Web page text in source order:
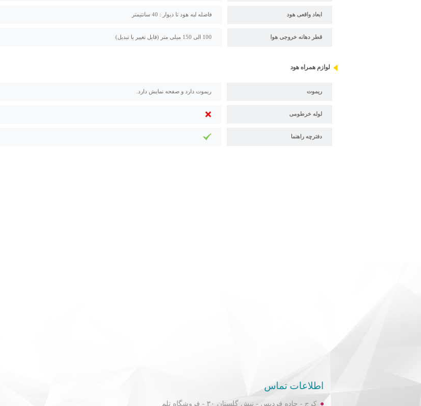
ابعاد واقعی هود فاصله لبه هود تا دیوار : 40 سانتیمتر
قطر دهانه خروجی هوا 100 الی 150 میلی متر (قابل تغییر با تبدیل)
لوازم همراه هود
ریموت ریموت دارد و صفحه نمایش دارد.
لوله خرطومی
دفترچه راهنما
اطلاعات تماس
کرج - جاده فردیس - نبش گلستان ۳۰ - فروشگاه تلم